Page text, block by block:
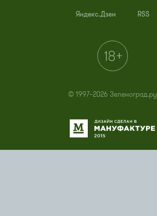
Яндекс.Дзен RSS
© 1997–2026 Зеленоград.ру